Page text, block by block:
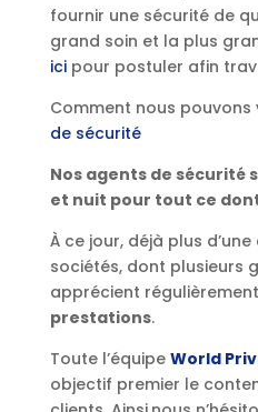
fournir une sécurité de
grand soin et la plus
icipour postuler afin
Comment nous pouvons
de sécurité
Nos agents de sécurité
et nuit pour tout ce
À ce jour, déjà plus
sociétés, dont plusieurs
apprécient
prestations.
Toute l’équipe World
objectif premier le